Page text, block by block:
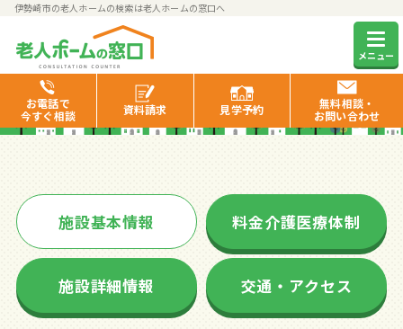
伊勢崎市の老人ホームの検索は老人ホームの窓口へ
メニュー
お電話で
今すぐ相談
資料請求 見学予約
無料相談・
お問い合わせ
メディス伊勢崎
施設基本情報 料金介護医療体制
施設詳細情報 交通・アクセス